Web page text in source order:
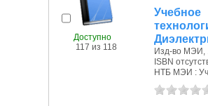
Доступно
117 из 118
Изд-во МЭИ,
ISBN
НТБ МЭИ :